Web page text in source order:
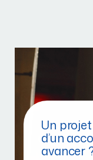
Un
d’un
avancer